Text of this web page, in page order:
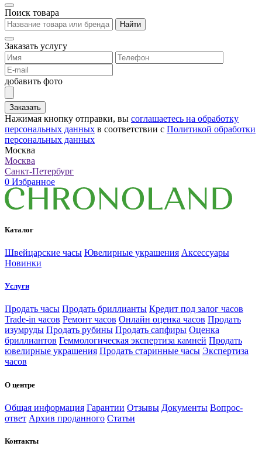
Поиск товара
Найти
Заказать услугу
добавить фото
Заказать
Нажимая кнопку отправки, вы соглашаетесь на обработку
персональных данных в соответствии с Политикой обработки
персональных данных
Москва
Москва
Санкт-Петербург
0 Избранное
Каталог
Швейцарские часы Ювелирные украшения Аксессуары
Новинки
Услуги
Продать часы Продать бриллианты Кредит под залог часов
Trade-in часов Ремонт часов Онлайн оценка часов Продать
изумруды Продать рубины Продать сапфиры Оценка
бриллиантов Геммологическая экспертиза камней Продать
ювелирные украшения Продать старинные часы Экспертиза
часов
О центре
Общая информация Гарантии Отзывы Документы Вопрос-
ответ Архив проданного Статьи
Контакты